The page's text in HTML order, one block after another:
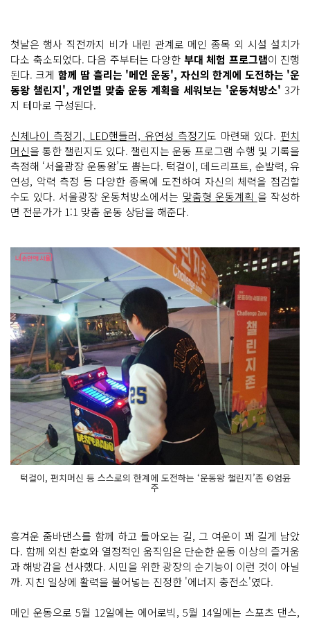
는 서
울
광
장' 줌
바
에 참
여
하
민
들 ©
엄
윤
주
첫날은 행사 직전까지 비가 내린 관계로 메인 종목 외 시설 설치가
다소 축소되었다. 다음 주부터는 다양한 부대 체험 프로그램이 진행
된다. 크게 함께 땀 흘리는 '메인 운동', 자신의 한계에 도전하는 '운
동왕 챌린지', 개인별 맞춤 운동 계획을 세워보는 '운동처방소' 3가
지 테마로 구성된다.
신체나이 측정기, LED핸들러, 유연성 측정기도 마련돼 있다. 펀치
머신을 통한 챌린지도 있다. 챌린지는 운동 프로그램 수행 및 기록을
측정해 ‘서울광장 운동왕’도 뽑는다. 턱걸이, 데드리프트, 순발력, 유
연성, 악력 측정 등 다양한 종목에 도전하여 자신의 체력을 점검할
수도 있다. 서울광장 운동처방소에서는 맞춤형 운동계획 을 작성하
면 전문가가 1:1 맞춤 운동 상담을 해준다.
턱걸이, 펀치머신 등 스스로의 한계에 도전하는 ‘운동왕 챌린지’존 ©엄윤
주
흥겨운 줌바댄스를 함께 하고 돌아오는 길, 그 여운이 꽤 길게 남았
다. 함께 외친 환호와 열정적인 움직임은 단순한 운동 이상의 즐거움
과 해방감을 선사했다. 시민을 위한 광장의 순기능이 이런 것이 아닐
까. 지친 일상에 활력을 불어넣는 진정한 '에너지 충전소'였다.
메인 운동으로 5월 12일에는 에어로빅, 5월 14일에는 스포츠 댄스,